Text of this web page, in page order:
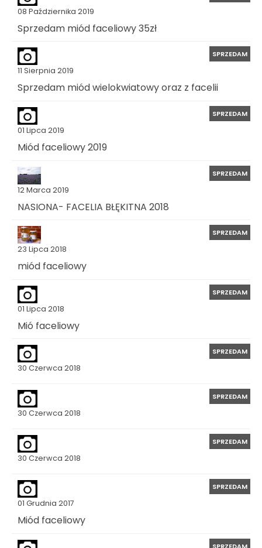
08 Października 2019
Sprzedam miód faceliowy 35zł
11 Sierpnia 2019
SPRZEDAM
Sprzedam miód wielokwiatowy oraz z facelii
01 Lipca 2019
SPRZEDAM
Miód faceliowy 2019
12 Marca 2019
SPRZEDAM
NASIONA- FACELIA BŁĘKITNA 2018
23 Lipca 2018
SPRZEDAM
miód faceliowy
01 Lipca 2018
SPRZEDAM
Mió faceliowy
30 Czerwca 2018
SPRZEDAM
30 Czerwca 2018
SPRZEDAM
30 Czerwca 2018
SPRZEDAM
01 Grudnia 2017
SPRZEDAM
Miód faceliowy